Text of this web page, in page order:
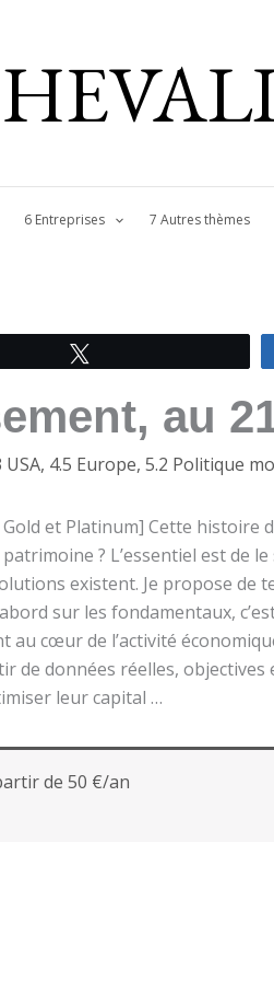
6 Entreprises 7 Autres thèmes
au
USA, 4.5 Europe, 5.2 Politique
et Platinum] Cette histoire
? L’essentiel est de
existent. Je propose de
sur les fondamentaux,
cœur de l’activité
données réelles,
leur capital …
de 50 €/an